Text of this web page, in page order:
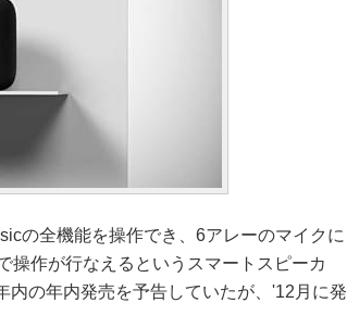
の全機能を操作でき、6アレーのマイクに
操作が行なえるというスマートスピーカ
内の年内発売を予告していたが、'12月に発